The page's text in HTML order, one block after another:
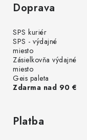
Doprava
SPS kuriér
SPS - výdajné
miesto
Zásielkovňa výdajné
miesto
Geis paleta
Zdarma nad 90 €
Platba